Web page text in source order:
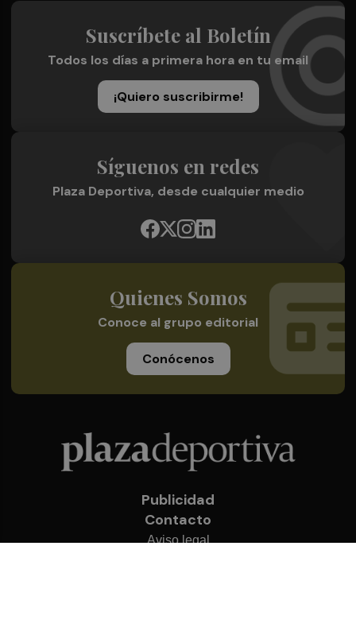
Suscríbete al Boletín
Todos los días a primera hora en tu email
¡Quiero suscribirme!
Síguenos en redes
Plaza Deportiva, desde cualquier medio
Quienes Somos
Conoce al grupo editorial
Conócenos
Publicidad
Contacto
Aviso legal